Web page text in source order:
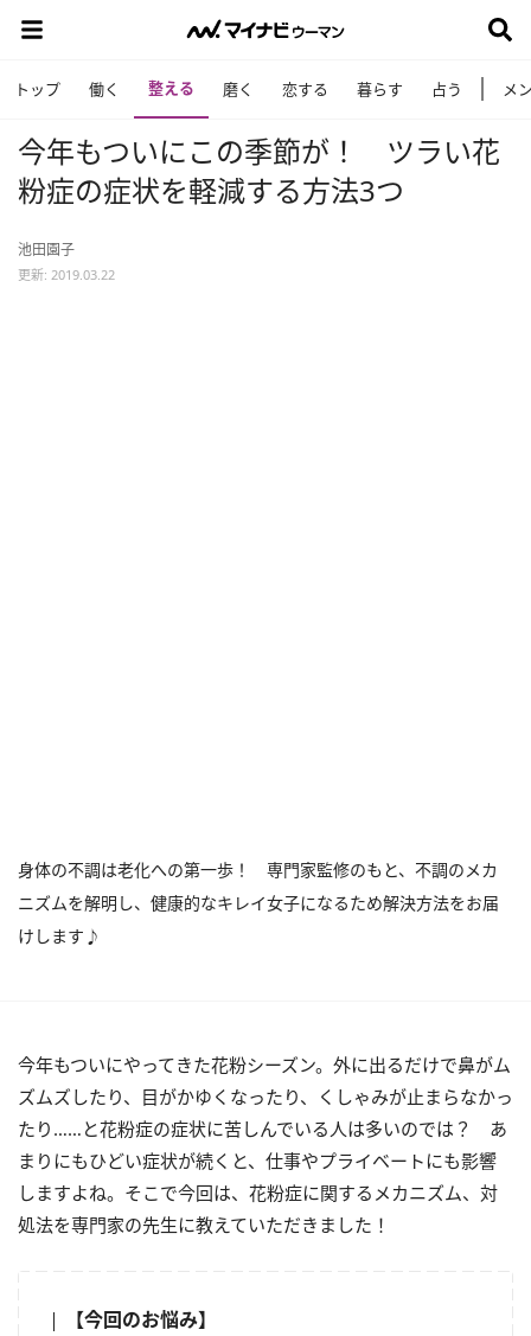
トップ 働く 整える 磨く 恋する 暮らす 占う メ
今年もついにこの季節が！ ツラい花
粉症の症状を軽減する方法3つ
池田園子
更新: 2019.03.22
身体の不調は老化への第一歩！ 専門家監修のもと、不調のメカ
ニズムを解明し、健康的なキレイ女子になるため解決方法をお届
けします♪
今年もついにやってきた花粉シーズン。外に出るだけで鼻がム
ズムズしたり、目がかゆくなったり、くしゃみが止まらなかっ
たり……と花粉症の症状に苦しんでいる人は多いのでは？ あ
まりにもひどい症状が続くと、仕事やプライベートにも影響
しますよね。そこで今回は、花粉症に関するメカニズム、対
処法を専門家の先生に教えていただきました！
【今回のお悩み】